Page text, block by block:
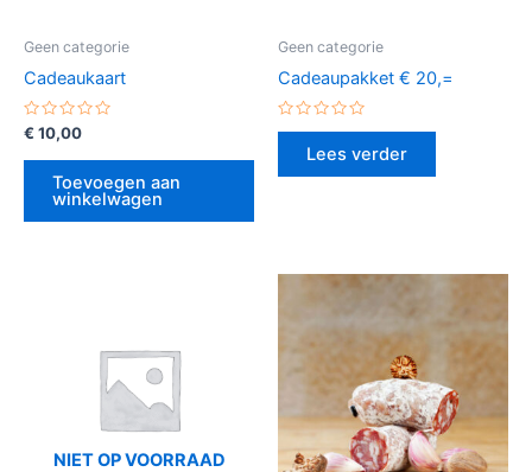
Geen categorie
Cadeaukaart
Gewaardeerd
uit
€ 10,00
Toevoegen aan
winkelwagen
Geen categorie
Cadeaupakket € 20,=
Gewaardeerd
Lees verder
NIET OP VOORRAAD